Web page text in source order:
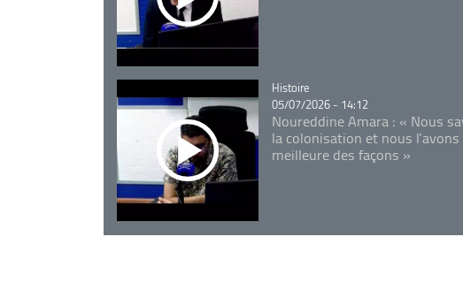
Catégorie
Histoire
05/07/2026 - 14:12
Noureddine Amara : « Nous
la colonisation et nous
meilleure des façons »